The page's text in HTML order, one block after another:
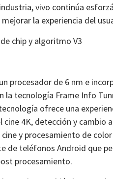
vivo continúa
la experiencia del
chip y algoritmo V3
procesador de 6 nm e
la tecnología Frame Info
ofrece una
4K, detección y cambio
y procesamiento de
de teléfonos Android que
procesamiento.